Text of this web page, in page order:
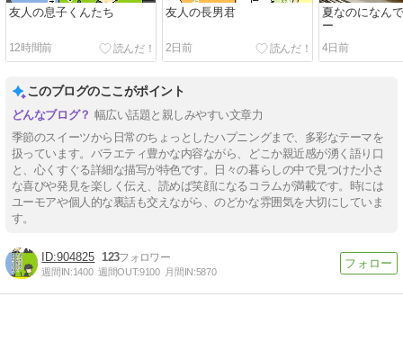
友人の息子くんたち
12時間前
友人の長男君
2日前
夏なのになん
ー
4日前
このブログのここがポイント
幅広い話題と親しみやすい文章力
季節のスイーツから日常のちょっとしたハプニングまで、多彩なテーマを
扱っています。バラエティ豊かな内容ながら、どこか親近感が湧く語り口
と、心くすぐる詳細な描写が特色です。日々の暮らしの中で見つけた小さ
な喜びや発見を楽しく伝え、読めば笑顔になるコラムが満載です。時には
ユーモアや個人的な裏話も交えながら、のどかな雰囲気を大切にしていま
す。
904825 123
週間IN:1400 週間OUT:9100 月間IN:5870